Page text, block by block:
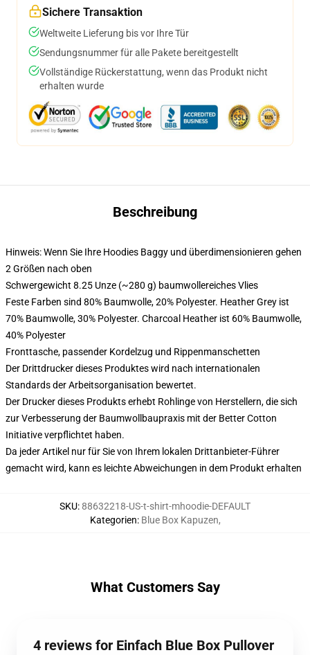
Sichere Transaktion
Weltweite Lieferung bis vor Ihre Tür
Sendungsnummer für alle Pakete bereitgestellt
Vollständige Rückerstattung, wenn das Produkt nicht
erhalten wurde
Beschreibung
Hinweis: Wenn Sie Ihre Hoodies Baggy und überdimensionieren gehen
2 Größen nach oben
Schwergewicht 8.25 Unze (~280 g) baumwollereiches Vlies
Feste Farben sind 80% Baumwolle, 20% Polyester. Heather Grey ist
70% Baumwolle, 30% Polyester. Charcoal Heather ist 60% Baumwolle,
40% Polyester
Fronttasche, passender Kordelzug und Rippenmanschetten
Der Drittdrucker dieses Produktes wird nach internationalen
Standards der Arbeitsorganisation bewertet.
Der Drucker dieses Produkts erhebt Rohlinge von Herstellern, die sich
zur Verbesserung der Baumwollbaupraxis mit der Better Cotton
Initiative verpflichtet haben.
Da jeder Artikel nur für Sie von Ihrem lokalen Drittanbieter-Führer
gemacht wird, kann es leichte Abweichungen in dem Produkt erhalten
SKU:88632218-US-t-shirt-mhoodie-DEFAULT
Kategorien: Blue Box Kapuzen,
What Customers Say
4 reviews for Einfach Blue Box Pullover